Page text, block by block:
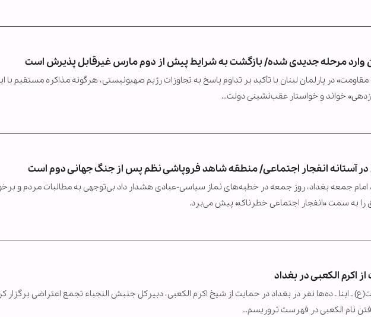
وارد مرحله جدیدی شده/ بازگشت به شرایط پیش از دوم مارس غیرقابل پذیرش است
در پارلمان لبنان با تأکید بر تداوم پاسخ به تجاوزات رژیم صهیونیستی، هرگونه مذاکره مستقیم با
خواند و خواستار عقب‌نشینی دولت…
در آستانه انفجار اجتماعی/ منطقه شاهد فروپاشی نظم پس از جنگ جهانی دوم است
امام جمعه بغداد، روز جمعه در خطبه‌های نماز سیاسی-عبادی هشدار داد بی‌توجهی به مطالبات مردم و
را به سمت «انفجار اجتماعی خطرناک» پیش می‌برد.
اکرم الکعبی در بغداد
ـ ابنا ـ ده‌ها نفر در بغداد در حمایت از شیخ اکرم الکعبی، دبیرکل جنبش النجباء تجمع اعتراضی برگزار
نام الکعبی در فهرست تروریسم…